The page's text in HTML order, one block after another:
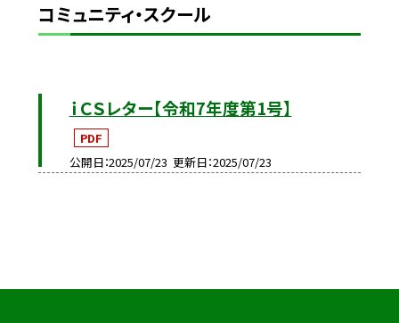
コミュニティ・スクール
ｉＣＳレター【令和7年度第1号】
PDF
公開日 2025/07/23 更新日 2025/07/23